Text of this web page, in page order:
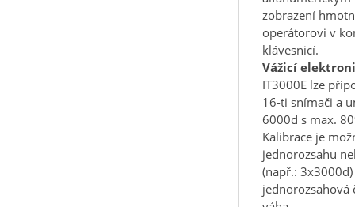
zobrazení
operátorovi v
klávesnicí.
Vážicí
IT3000E lze
16-ti snímači a
6000d s max.
Kalibrace je
jednorozsahu
(např.:
jednorozsahová